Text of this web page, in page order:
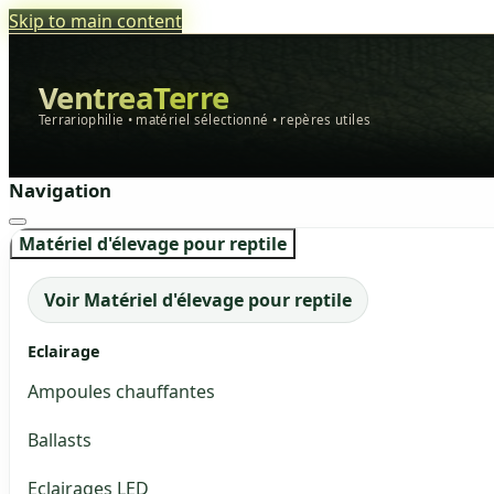
Skip to main content
VentreaTerre
Terrariophilie • matériel sélectionné • repères utiles
Navigation
Matériel d'élevage pour reptile
Voir Matériel d'élevage pour reptile
Eclairage
Ampoules chauffantes
Ballasts
Eclairages LED